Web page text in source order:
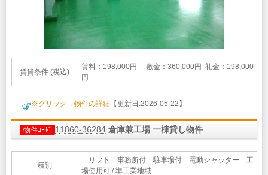
賃貸条件 (税込)
賃料：198,000円 敷金：360,000円 礼金：198,000
円
※クリック→物件の詳細 【更新日:2026-05-22】
物件ｺｰﾄﾞ 11860-36284 倉庫兼工場 一棟貸し物件
種別
リフト 事務所付 駐車場付 電動シャッター 工
場使用可 / 準工業地域